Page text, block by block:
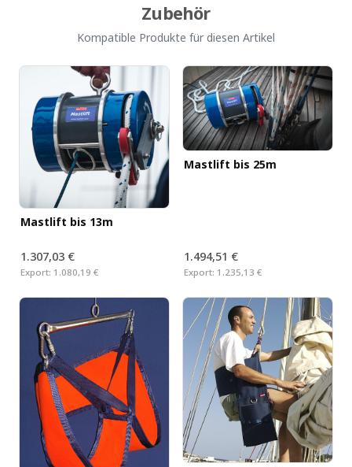
Zubehör
Kompatible Produkte für diesen Artikel
Mastlift bis 13m
1.307,03 €
Export: 1.080,19 €
Mastlift bis 25m
1.494,51 €
Export: 1.235,13 €